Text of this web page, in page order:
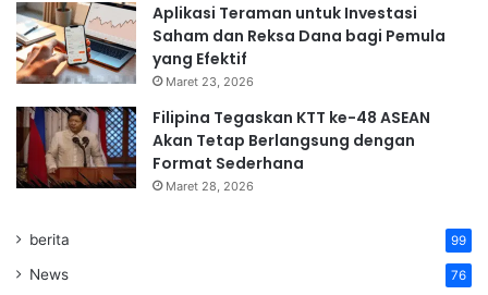
Aplikasi Teraman untuk Investasi
Saham dan Reksa Dana bagi Pemula
yang Efektif
Maret 23, 2026
Filipina Tegaskan KTT ke-48 ASEAN
Akan Tetap Berlangsung dengan
Format Sederhana
Maret 28, 2026
berita 99
News 76